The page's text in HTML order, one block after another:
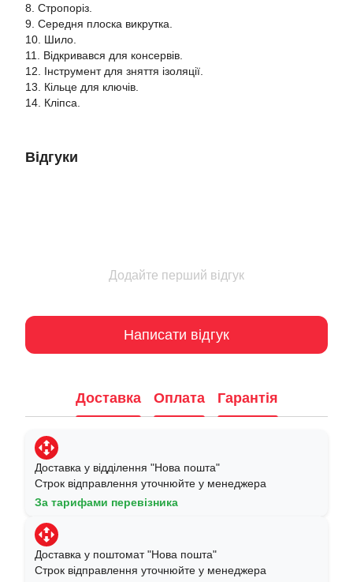
8. Стропоріз.
9. Середня плоска викрутка.
10. Шило.
11. Відкривався для консервів.
12. Інструмент для зняття ізоляції.
13. Кільце для ключів.
14. Кліпса.
Відгуки
Додайте перший відгук
Написати відгук
Доставка Оплата Гарантія
Доставка у відділення "Нова пошта"
Строк відправлення уточнюйте у менеджера
За тарифами перевізника
Доставка у поштомат "Нова пошта"
Строк відправлення уточнюйте у менеджера